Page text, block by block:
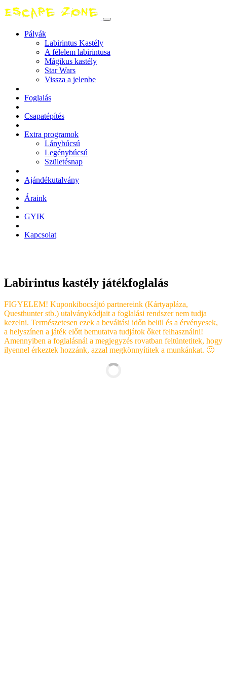
Pályák
Labirintus Kastély
A félelem labirintusa
Mágikus kastély
Star Wars
Vissza a jelenbe
Foglalás
Csapatépítés
Extra programok
Lánybúcsú
Legénybúcsú
Születésnap
Ajándékutalvány
Áraink
GYIK
Kapcsolat
Labirintus kastély játékfoglalás
FIGYELEM! Kuponkibocsájtó partnereink (Kártyapláza,
Questhunter stb.) utalványkódjait a foglalási rendszer nem tudja
kezelni. Természetesen ezek a beváltási időn belül és a érvényesek,
a helyszínen a játék előtt bemutatva tudjátok őket felhasználni!
Amennyiben a foglalásnál a megjegyzés rovatban feltüntetitek, hogy
ilyennel érkeztek hozzánk, azzal megkönnyítitek a munkánkat. 🙂